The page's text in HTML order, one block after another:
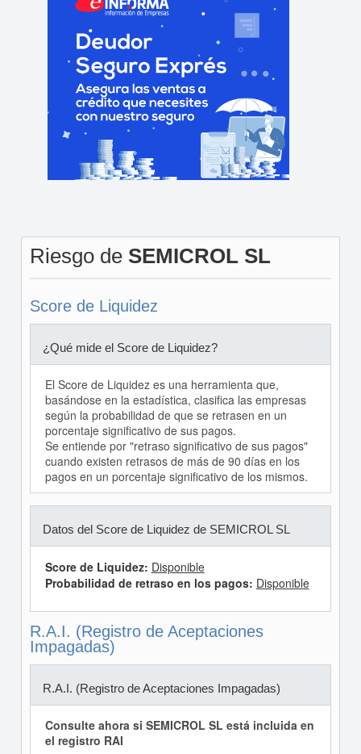
Riesgo de SEMICROL SL
Score de Liquidez
¿Qué mide el Score de Liquidez?
El Score de Liquidez es una herramienta que,
basándose en la estadística, clasifica las empresas
según la probabilidad de que se retrasen en un
porcentaje significativo de sus pagos.
Se entiende por "retraso significativo de sus pagos"
cuando existen retrasos de más de 90 días en los
pagos en un porcentaje significativo de los mismos.
Datos del Score de Liquidez de SEMICROL SL
Score de Liquidez: Disponible
Probabilidad de retraso en los pagos: Disponible
R.A.I. (Registro de Aceptaciones
Impagadas)
R.A.I. (Registro de Aceptaciones Impagadas)
Consulte ahora si SEMICROL SL está incluida en
el registro RAI